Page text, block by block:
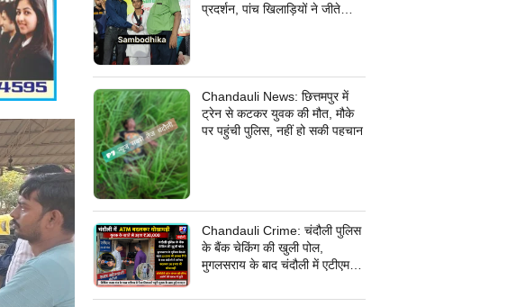
प्रदर्शन, पांच खिलाड़ियों ने जीते
Chandauli News: छित्तमपुर में
ट्रेन से कटकर युवक की मौत, मौके
पर पहुंची पुलिस, नहीं हो सकी पहचान
Chandauli Crime: चंदौली पुलिस
के बैंक चेकिंग की खुली पोल,
मुगलसराय के बाद चंदौली में एटीएम
जांच में जुटी पुलिस